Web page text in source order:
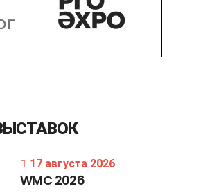
17 августа 2026
WMC 2026